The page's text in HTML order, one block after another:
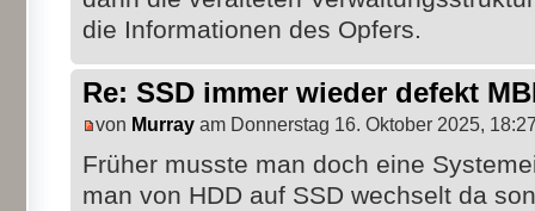
die Informationen des Opfers.
Re: SSD immer wieder defekt
von Murray am Donnerstag 16. Oktober 2025,
Früher musste man doch eine
man von HDD auf SSD wechselt da